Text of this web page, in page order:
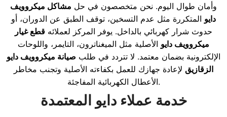
وأمان طوال اليوم. نحن متخصصون في حل مشاكل ميكروويف
دايو المتكررة مثل عدم التسخين، توقف الطبق عن الدوران، أو
حدوث شرار كهربائي بالداخل. يوفر المركز لعملائه قطع غيار
ميكروويف دايو الأصلية مثل الميغناترون، التايمر، واللوحات
الإلكترونية بضمان معتمد. لا تتردد في طلب صيانة ميكروويف دايو
الزقازيق لإعادة جهازك للعمل بكفاءته الأصلية وتجنب مخاطر
الأعطال الكهربائية المفاجئة.
خدمة عملاء دايو المعتمدة